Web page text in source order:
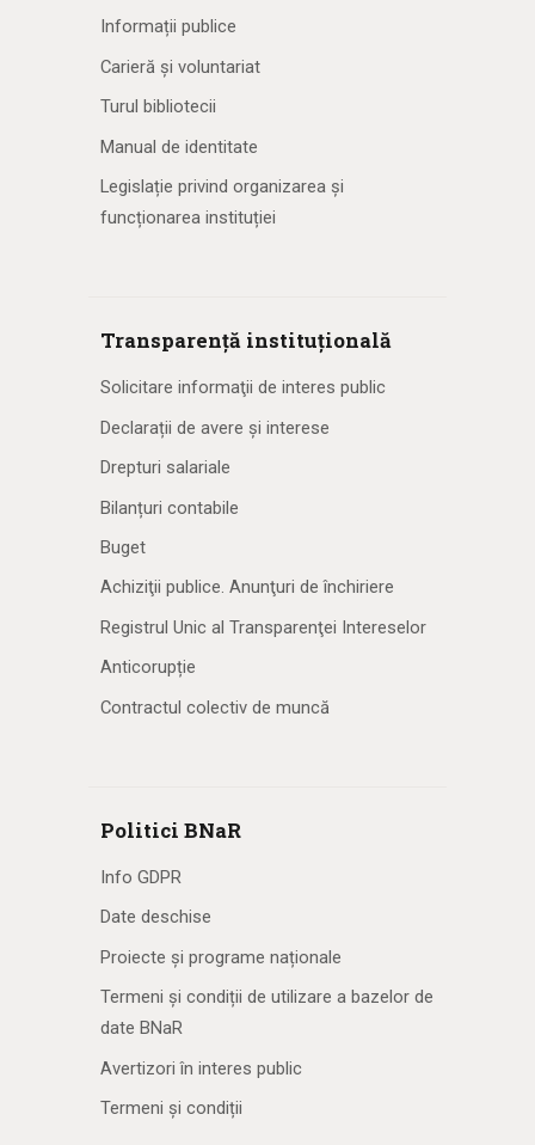
Informații publice
Carieră și voluntariat
Turul bibliotecii
Manual de identitate
Legislație privind organizarea și
funcționarea instituției
Transparență instituțională
Solicitare informaţii de interes public
Declarații de avere și interese
Drepturi salariale
Bilanțuri contabile
Buget
Achiziţii publice. Anunţuri de închiriere
Registrul Unic al Transparenţei Intereselor
Anticorupție
Contractul colectiv de muncă
Politici BNaR
Info GDPR
Date deschise
Proiecte și programe naționale
Termeni și condiții de utilizare a bazelor de
date BNaR
Avertizori în interes public
Termeni și condiții